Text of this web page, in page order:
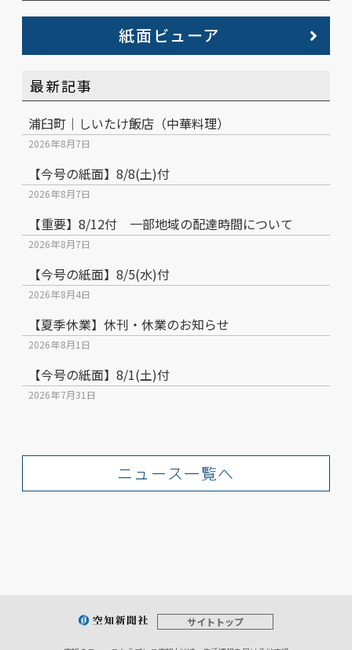
紙面ビューア
最新記事
浦臼町｜しいたけ飯店（中華料理）
2026年8月7日
【今号の紙面】8/8(土)付
2026年8月7日
【重要】8/12付 一部地域の配達時間について
2026年8月7日
【今号の紙面】8/5(水)付
2026年8月4日
【夏季休業】休刊・休業のお知らせ
2026年8月1日
【今号の紙面】8/1(土)付
2026年7月31日
ニュース一覧へ
サイトトップ